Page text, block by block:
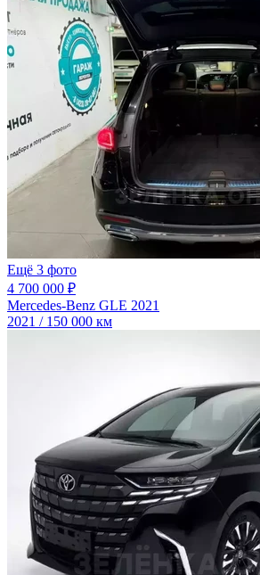
Ещё 3 фото
4 700 000 ₽
Mercedes-Benz GLE 2021
2021 / 150 000 км